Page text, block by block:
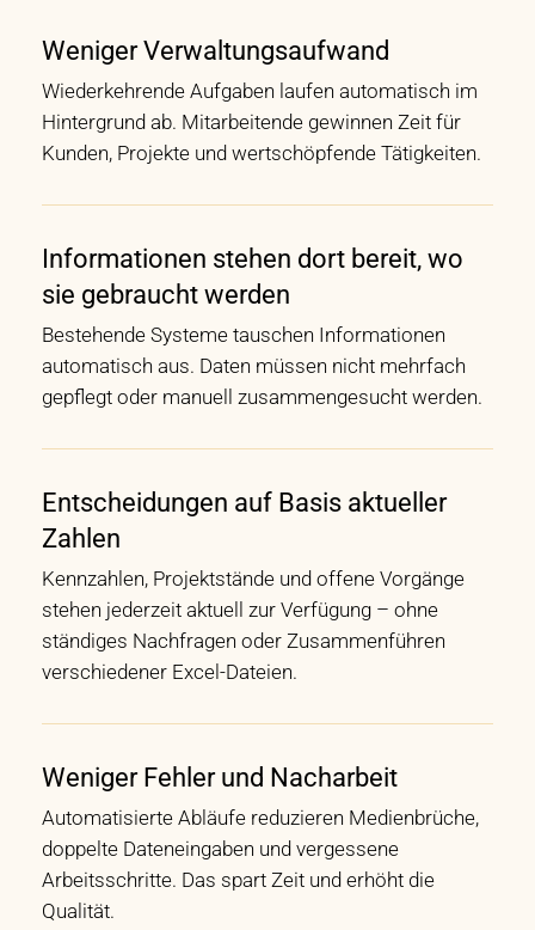
Weniger Verwaltungsaufwand
Wiederkehrende Aufgaben laufen automatisch im
Hintergrund ab. Mitarbeitende gewinnen Zeit für
Kunden, Projekte und wertschöpfende Tätigkeiten.
Informationen stehen dort bereit, wo
sie gebraucht werden
Bestehende Systeme tauschen Informationen
automatisch aus. Daten müssen nicht mehrfach
gepflegt oder manuell zusammengesucht werden.
Entscheidungen auf Basis aktueller
Zahlen
Kennzahlen, Projektstände und offene Vorgänge
stehen jederzeit aktuell zur Verfügung – ohne
ständiges Nachfragen oder Zusammenführen
verschiedener Excel-Dateien.
Weniger Fehler und Nacharbeit
Automatisierte Abläufe reduzieren Medienbrüche,
doppelte Dateneingaben und vergessene
Arbeitsschritte. Das spart Zeit und erhöht die
Qualität.